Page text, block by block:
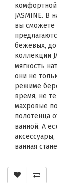
JASMINE. В
вы сможете
бежевых, до
коллекции
мягкость
они не
режиме
время, не
махровые
полотенца
ванной. А
ванная